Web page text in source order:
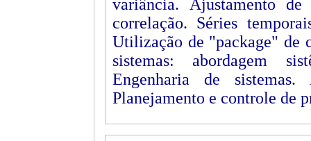
variância. Ajustamento
correlação. Séries
Utilização de "package" de
sistemas: abordagem
Engenharia de
Planejamento e controle de